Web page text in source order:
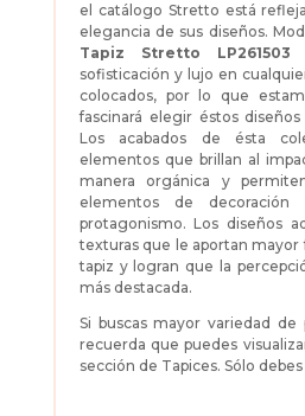
el catálogo Stretto está
elegancia de sus diseños.
Tapiz Stretto LP261503
sofisticación y lujo en
colocados, por lo que
fascinará elegir éstos
Los acabados de ésta
elementos que brillan al
manera orgánica y
elementos de
protagonismo. Los diseños
texturas que le aportan mayor
tapiz y logran que la
más destacada.
Si buscas mayor variedad de
recuerda que puedes
sección de Tapices. Sólo